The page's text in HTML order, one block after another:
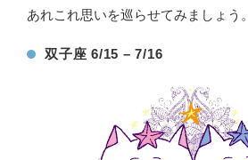
あれこれ思いを巡らせてみましょう。
双子座 6/15 – 7/16